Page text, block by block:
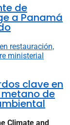
de
a Panamá
clave en
de
Climate and